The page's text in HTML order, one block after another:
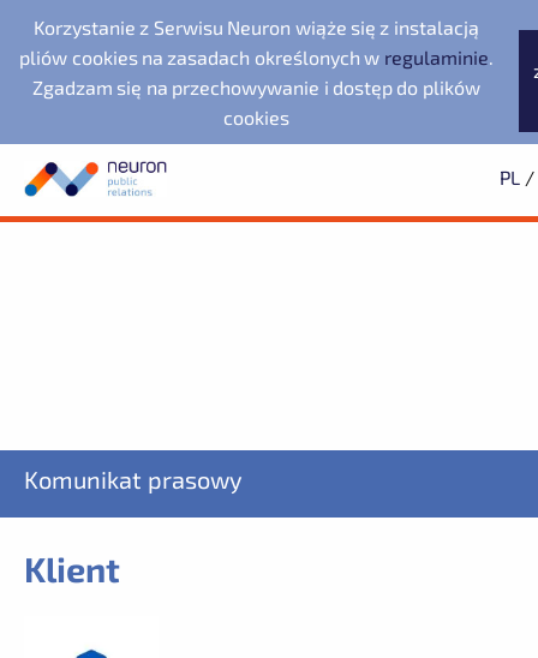
Korzystanie z Serwisu Neuron wiąże się z instalacją
pliów cookies na zasadach określonych w regulaminie.
Zgadzam się na przechowywanie i dostęp do plików
cookies
PL /
Biuro prasowe
Neuron Agencja Public
Evernex Polska
Komunikat prasowy
Klient